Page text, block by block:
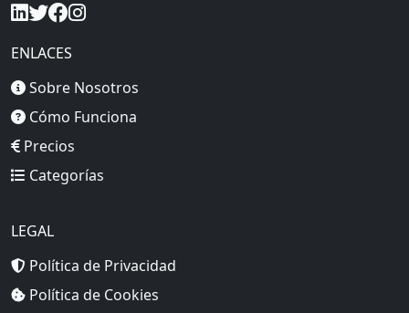
ENLACES
Sobre Nosotros
Cómo Funciona
Precios
Categorías
LEGAL
Política de Privacidad
Política de Cookies